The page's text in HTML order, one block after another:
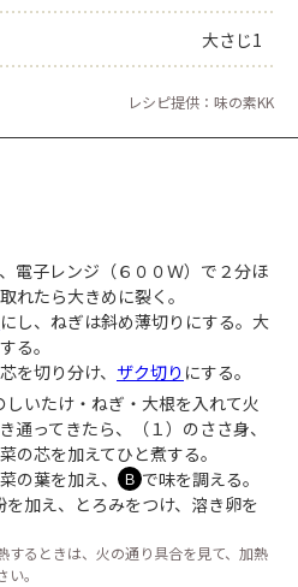
大さじ1
レシピ提供：味の素KK
電子レンジ（６００Ｗ）で２分ほ
れたら大きめに裂く。
にし、ねぎは斜め薄切りにする。大
る。
を切り分け、 ザク切り にする。
しいたけ・ねぎ・大根を入れて火
通ってきたら、（１）のささ身、
の芯を加えてひと煮する。
の葉を加え、 Ｂ で味を調える。
を加え、とろみをつけ、溶き卵を
するときは、火の通り具合を見て、加熱
。